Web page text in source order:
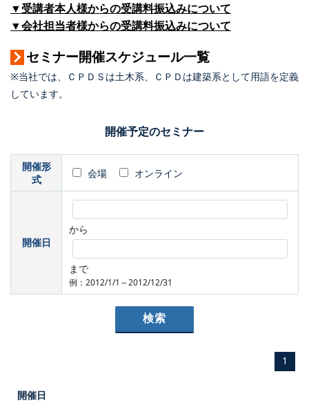
▼受講者本人様からの受講料振込みについて
▼会社担当者様からの受講料振込みについて
セミナー開催スケジュール一覧
※当社では、ＣＰＤＳは土木系、ＣＰＤは建築系として用語を定義
しています。
開催予定のセミナー
開催形
式
会場 オンライン
開催日
から
まで
例：2012/1/1～2012/12/31
1